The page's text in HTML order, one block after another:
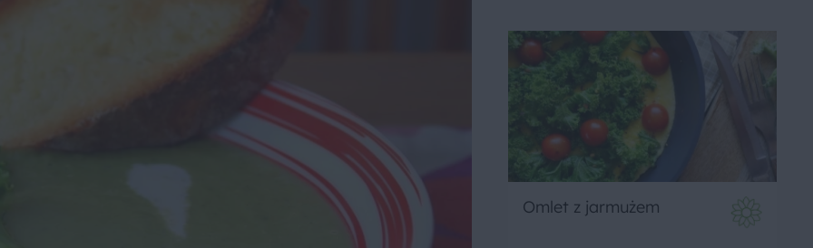
Omlet z jarmużem